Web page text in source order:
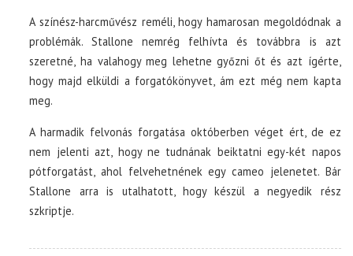
A színész-harcművész reméli, hogy hamarosan megoldódnak a
problémák. Stallone nemrég felhívta és továbbra is azt
szeretné, ha valahogy meg lehetne győzni őt és azt ígérte,
hogy majd elküldi a forgatókönyvet, ám ezt még nem kapta
meg.
A harmadik felvonás forgatása októberben véget ért, de ez
nem jelenti azt, hogy ne tudnának beiktatni egy-két napos
pótforgatást, ahol felvehetnének egy cameo jelenetet. Bár
Stallone arra is utalhatott, hogy készül a negyedik rész
szkriptje.